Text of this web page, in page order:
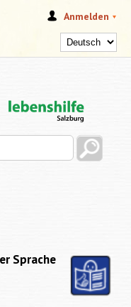
Anmelden
this site
Sprache